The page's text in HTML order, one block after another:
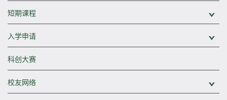
短期课程
入学申请
科创大赛
校友网络